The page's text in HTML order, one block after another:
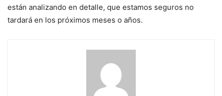
están analizando en detalle, que estamos seguros no
tardará en los próximos meses o años.